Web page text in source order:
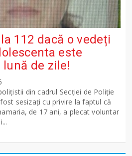
112 dacă o vedeți
este
de zile!
din cadrul Secției de Poliție
sesizați cu privire la faptul că
de 17 ani, a plecat voluntar